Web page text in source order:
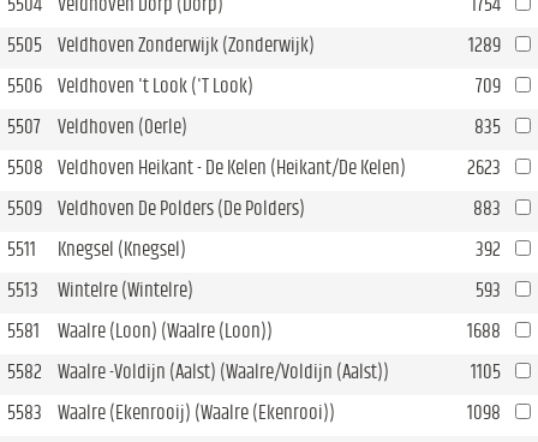
5504
Veldhoven Dorp (Dorp)
1754
5505
Veldhoven Zonderwijk (Zonderwijk)
1289
5506
Veldhoven 't Look ('T Look)
709
5507
Veldhoven (Oerle)
835
5508
Veldhoven Heikant - De Kelen (Heikant/De Kelen)
2623
5509
Veldhoven De Polders (De Polders)
883
5511
Knegsel (Knegsel)
392
5513
Wintelre (Wintelre)
593
5581
Waalre (Loon) (Waalre (Loon))
1688
5582
Waalre -Voldijn (Aalst) (Waalre/Voldijn (Aalst))
1105
5583
Waalre (Ekenrooij) (Waalre (Ekenrooi)) 1098